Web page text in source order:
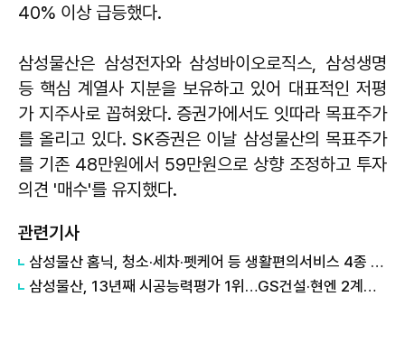
40% 이상 급등했다.
삼성물산은 삼성전자와 삼성바이오로직스, 삼성생명
등 핵심 계열사 지분을 보유하고 있어 대표적인 저평
가 지주사로 꼽혀왔다. 증권가에서도 잇따라 목표주가
를 올리고 있다. SK증권은 이날 삼성물산의 목표주가
를 기존 48만원에서 59만원으로 상향 조정하고 투자
의견 '매수'를 유지했다.
관련기사
삼성물산 홈닉, 청소·세차·펫케어 등 생활편의서비스 4종 출시
삼성물산, 13년째 시공능력평가 1위…GS건설·현엔 2계단 상승